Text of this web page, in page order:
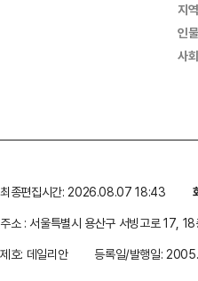
지역
인물
사
최종편집시간: 2026.08.07 18:43
주소 : 서울특별시 용산구 서빙고로 17,
제호: 데일리안
등록일/발행일: